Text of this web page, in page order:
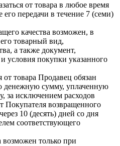
от товара в любое время
его передачи в течение 7 (семи)
качества возможен, в
товарный вид,
а также документ,
условия покупки указанного
от товара Продавец обязан
денежную сумму, уплаченную
за исключением расходов
Покупателя возвращенного
10 (десять) дней со дня
соответствующего
возможен только при